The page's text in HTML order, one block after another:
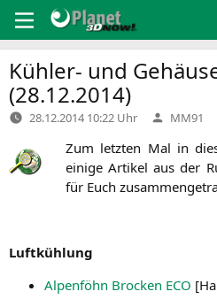
Inhalt
springen
Kühler- und
(28.12.2014)
28.12.2014 10:22 Uhr Verfasst
von
MM91
Zum letz­ten Mal in
eini­ge Arti­kel aus der
für Euch
Luft­küh­lung
Alpen­föhn Bro­cken ECO